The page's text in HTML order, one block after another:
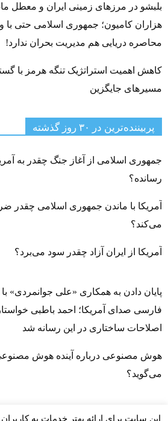
بلبشو در مرزهای زمینی ایران و معطل
هزاران کامیون؛ جمهوری اسلامی حتی با
محاصره دریایی هم مدیریت بحران ندارد!
کاهش اهمیت استراتژیک تنگه‌ هرمز با
مسیرهای جایگزین
پربیننده‌ترین‌ در ۳۰ روز گذشته
جمهوری اسلامی از آغاز جنگ چقدر به
رسانده؟
آمریکا با ماندن جمهوری اسلامی چقدر
می‌کند؟
آمریکا از ایران آزاد چقدر سود می‌برد؟
پایان دادن به همکاری «علی جوانمردی»
فارسی صدای آمریکا؛ احمد باطبی خواستار
اصلاحات ساختاری در این رسانه شد
هوش مصنوعی درباره آینده هوش
می‌گوید؟
این سایت برای ارائه بهتر خدمات به